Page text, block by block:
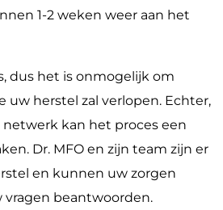
1-2 weken weer aan het
dus het is onmogelijk om
uw herstel zal verlopen. Echter,
kan het proces een
Dr. MFO en zijn team zijn er
en kunnen uw zorgen
beantwoorden.